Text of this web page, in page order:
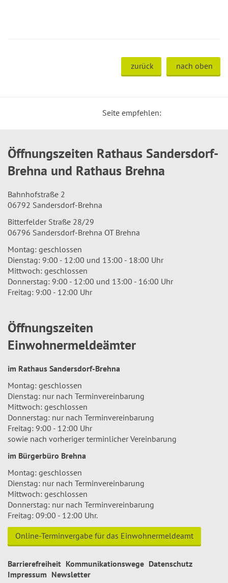
zurück nach oben
Seite empfehlen:
Öffnungszeiten Rathaus Sandersdorf-
Brehna und Rathaus Brehna
Bahnhofstraße 2
06792 Sandersdorf-Brehna
Bitterfelder Straße 28/29
06796 Sandersdorf-Brehna OT Brehna
Montag: geschlossen
Dienstag: 9:00 - 12:00 und 13:00 - 18:00 Uhr
Mittwoch: geschlossen
Donnerstag: 9:00 - 12:00 und 13:00 - 16:00 Uhr
Freitag: 9:00 - 12:00 Uhr
Öffnungszeiten
Einwohnermeldeämter
im Rathaus Sandersdorf-Brehna
Montag: geschlossen
Dienstag: nur nach Terminvereinbarung
Mittwoch: geschlossen
Donnerstag: nur nach Terminvereinbarung
Freitag: 9:00 - 12:00 Uhr
sowie nach vorheriger terminlicher Vereinbarung
im Bürgerbüro Brehna
Montag: geschlossen
Dienstag: nur nach Terminvereinbarung
Mittwoch: geschlossen
Donnerstag: nur nach Terminvereinbarung
Freitag: 09:00 - 12:00 Uhr.
Online-Terminvergabe für das Einwohnermeldeamt
Barrierefreiheit Kommunikationswege Datenschutz
Impressum Newsletter